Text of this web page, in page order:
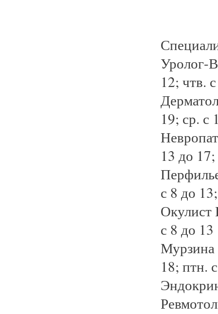
Уролог-
12; чтв.
19; ср. с
13 до
с 8 до
Окулист
с 8 до 13
Мурзина
18; птн.